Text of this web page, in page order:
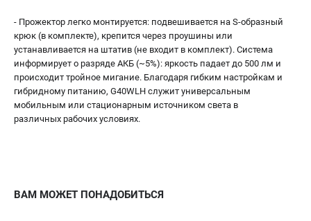
ВАМ МОЖЕТ ПОНАДОБИТЬСЯ
- Прожектор легко монтируется: подвешивается на S-образный
крюк (в комплекте), крепится через проушины или
устанавливается на штатив (не входит в комплект). Система
информирует о разряде АКБ (~5%): яркость падает до 500 лм и
происходит тройное мигание. Благодаря гибким настройкам и
гибридному питанию, G40WLH служит универсальным
мобильным или стационарным источником света в
различных рабочих условиях.